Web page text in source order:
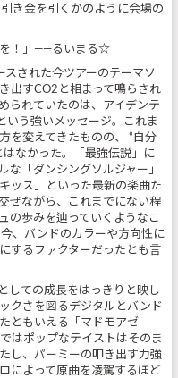
き金を引くかのように会場の
！」――るいまる☆
された今ツアーのテーマソ
出すCO2と相まって鳴らされ
られていたのは、アイデンテ
いう強いメッセージ。これま
を変えてきたものの、 “自分
なかった。「最強伝説」に
な「ダンシングソルジャー」
ッス」といった最新の楽曲た
ぜながら、これまでにない程
の歩みを辿っていくようなこ
、バンドのカラーや方向性に
するファクターだったとも言
しての成長をはっきりと映し
クさを図るデジタルとバンド
ともいえる「マドモアゼ
はポップなテイストはそのま
し、パーミーの叩き出す力強
によって原曲を凌駕するほど